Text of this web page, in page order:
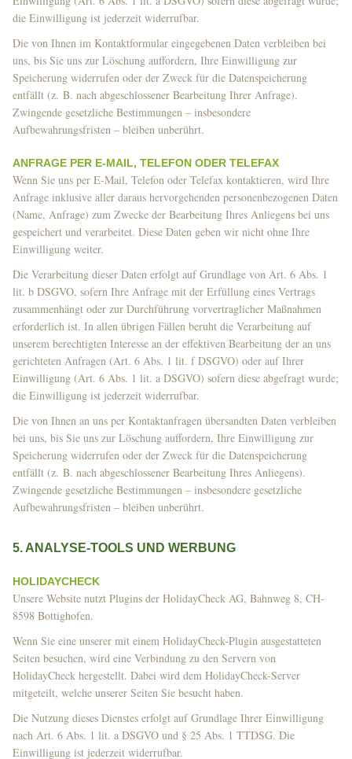
die Einwilligung ist jederzeit widerrufbar.
Die von Ihnen im Kontaktformular eingegebenen Daten verbleiben bei
uns, bis Sie uns zur Löschung auffordern, Ihre Einwilligung zur
Speicherung widerrufen oder der Zweck für die Datenspeicherung
entfällt (z. B. nach abgeschlossener Bearbeitung Ihrer Anfrage).
Zwingende gesetzliche Bestimmungen – insbesondere
Aufbewahrungsfristen – bleiben unberührt.
ANFRAGE PER E-MAIL, TELEFON ODER TELEFAX
Wenn Sie uns per E-Mail, Telefon oder Telefax kontaktieren, wird Ihre
Anfrage inklusive aller daraus hervorgehenden personenbezogenen Daten
(Name, Anfrage) zum Zwecke der Bearbeitung Ihres Anliegens bei uns
gespeichert und verarbeitet. Diese Daten geben wir nicht ohne Ihre
Einwilligung weiter.
Die Verarbeitung dieser Daten erfolgt auf Grundlage von Art. 6 Abs. 1
lit. b DSGVO, sofern Ihre Anfrage mit der Erfüllung eines Vertrags
zusammenhängt oder zur Durchführung vorvertraglicher Maßnahmen
erforderlich ist. In allen übrigen Fällen beruht die Verarbeitung auf
unserem berechtigten Interesse an der effektiven Bearbeitung der an uns
gerichteten Anfragen (Art. 6 Abs. 1 lit. f DSGVO) oder auf Ihrer
Einwilligung (Art. 6 Abs. 1 lit. a DSGVO) sofern diese abgefragt wurde;
die Einwilligung ist jederzeit widerrufbar.
Die von Ihnen an uns per Kontaktanfragen übersandten Daten verbleiben
bei uns, bis Sie uns zur Löschung auffordern, Ihre Einwilligung zur
Speicherung widerrufen oder der Zweck für die Datenspeicherung
entfällt (z. B. nach abgeschlossener Bearbeitung Ihres Anliegens).
Zwingende gesetzliche Bestimmungen – insbesondere gesetzliche
Aufbewahrungsfristen – bleiben unberührt.
5. ANALYSE-TOOLS UND WERBUNG
HOLIDAYCHECK
Unsere Website nutzt Plugins der HolidayCheck AG, Bahnweg 8, CH-
8598 Bottighofen.
Wenn Sie eine unserer mit einem HolidayCheck-Plugin ausgestatteten
Seiten besuchen, wird eine Verbindung zu den Servern von
HolidayCheck hergestellt. Dabei wird dem HolidayCheck-Server
mitgeteilt, welche unserer Seiten Sie besucht haben.
Die Nutzung dieses Dienstes erfolgt auf Grundlage Ihrer Einwilligung
nach Art. 6 Abs. 1 lit. a DSGVO und § 25 Abs. 1 TTDSG. Die
Einwilligung ist jederzeit widerrufbar.